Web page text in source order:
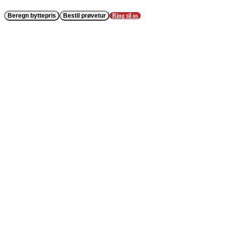
Beregn byttepris Bestil prøvetur Ring til os